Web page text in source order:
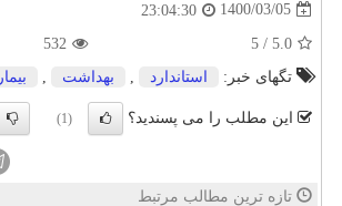
1400/03/05
23:04:30
5.0
/
5
532
تگهای خبر:
استاندارد بهداشت بیمار
این مطلب را می پسندید؟ (1)
تازه ترین مطالب مرتبط